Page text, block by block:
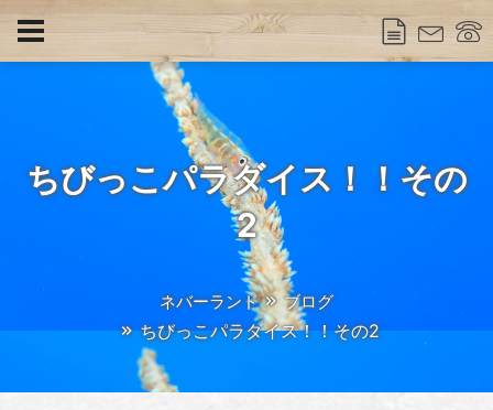
ちびっこパラダイス！！その
2
ネバーランド ブログ
ちびっこパラダイス！！その2